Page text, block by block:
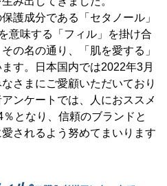
護成分である「セタノール」
意味する「フィル」を掛け合
の名の通り、「肌を愛する」
す。日本国内では2022年3月
さまにご愛顧いただいており
ンケートでは、人におススメ
となり、信頼のブランドと
されるよう努めてまいります